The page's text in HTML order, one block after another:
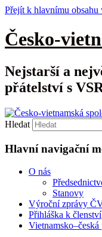
Přejít k hlavnímu obsahu
Česko-
Nejstarší a
přátelství s
Hledat
Hlavní navigační
O nás
Stanovy
Výroční zprávy
Přihláška k členství